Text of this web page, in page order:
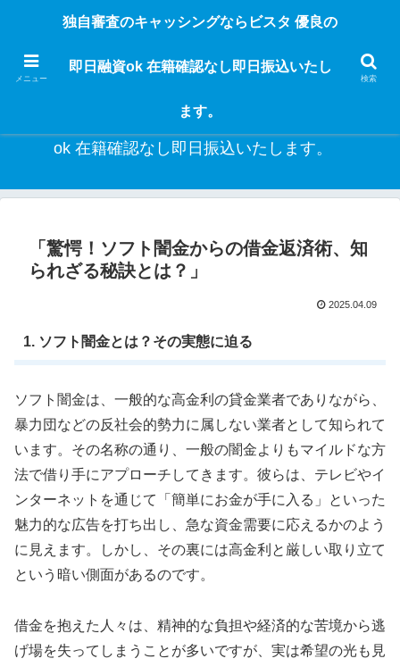
独自審査のフリーローンならビスタなら24時間365日 在籍確認なしで借りれる
な入用があっても安心！融資率97％！仕事をしている人ならブラックでも給料
日返済の１ヶ月融資で借りられるから安心！
独自審査のキャッシングならビスタ 優良の即日融資
ok 在籍確認なし即日振込いたします。
「驚愕！ソフト闇金からの借金返済術、知
られざる秘訣とは？」
2025.04.09
1. ソフト闇金とは？その実態に迫る
ソフト闇金は、一般的な高金利の貸金業者でありながら、
暴力団などの反社会的勢力に属しない業者として知られて
います。その名称の通り、一般の闇金よりもマイルドな方
法で借り手にアプローチしてきます。彼らは、テレビやイ
ンターネットを通じて「簡単にお金が手に入る」といった
魅力的な広告を打ち出し、急な資金需要に応えるかのよう
に見えます。しかし、その裏には高金利と厳しい取り立て
という暗い側面があるのです。
借金を抱えた人々は、精神的な負担や経済的な苦境から逃
げ場を失ってしまうことが多いですが、実は希望の光も見
メニュー
独自審査のキャッシングならビスタ 優良の
即日融資ok 在籍確認なし即日振込いたし
ます。
検索